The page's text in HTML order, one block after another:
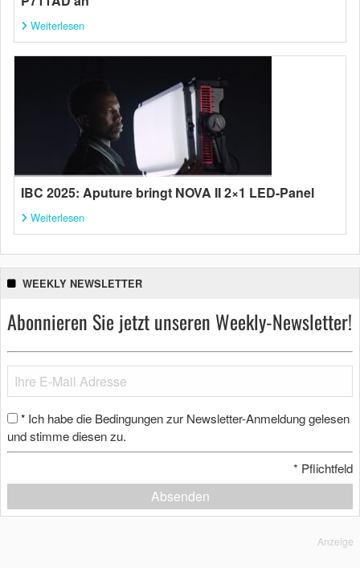
Weiterlesen
IBC 2025: Aputure bringt NOVA II 2×1 LED-Panel
Weiterlesen
WEEKLY NEWSLETTER
Abonnieren Sie jetzt unseren Weekly-Newsletter!
* Ich habe die Bedingungen zur Newsletter-Anmeldung gelesen
und stimme diesen zu.
* Pflichtfeld
Absenden
Anzeige